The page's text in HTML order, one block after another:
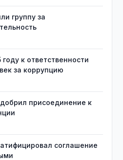
группу за
к ответственности
за коррупцию
присоединение к
соглашение